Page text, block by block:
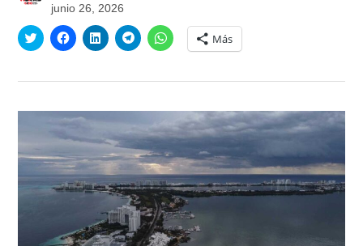
junio 26, 2026
Haz
clic
en
abre
ventana
nueva)
Haz
clic
en
abre
en
ventana
nueva)
Haz
clic
en
abre
ventana
nueva)
Haz
clic
en
abre
una
ventana
nueva)
Haz
clic
para
en
abre
una
ventana
nueva)
Más